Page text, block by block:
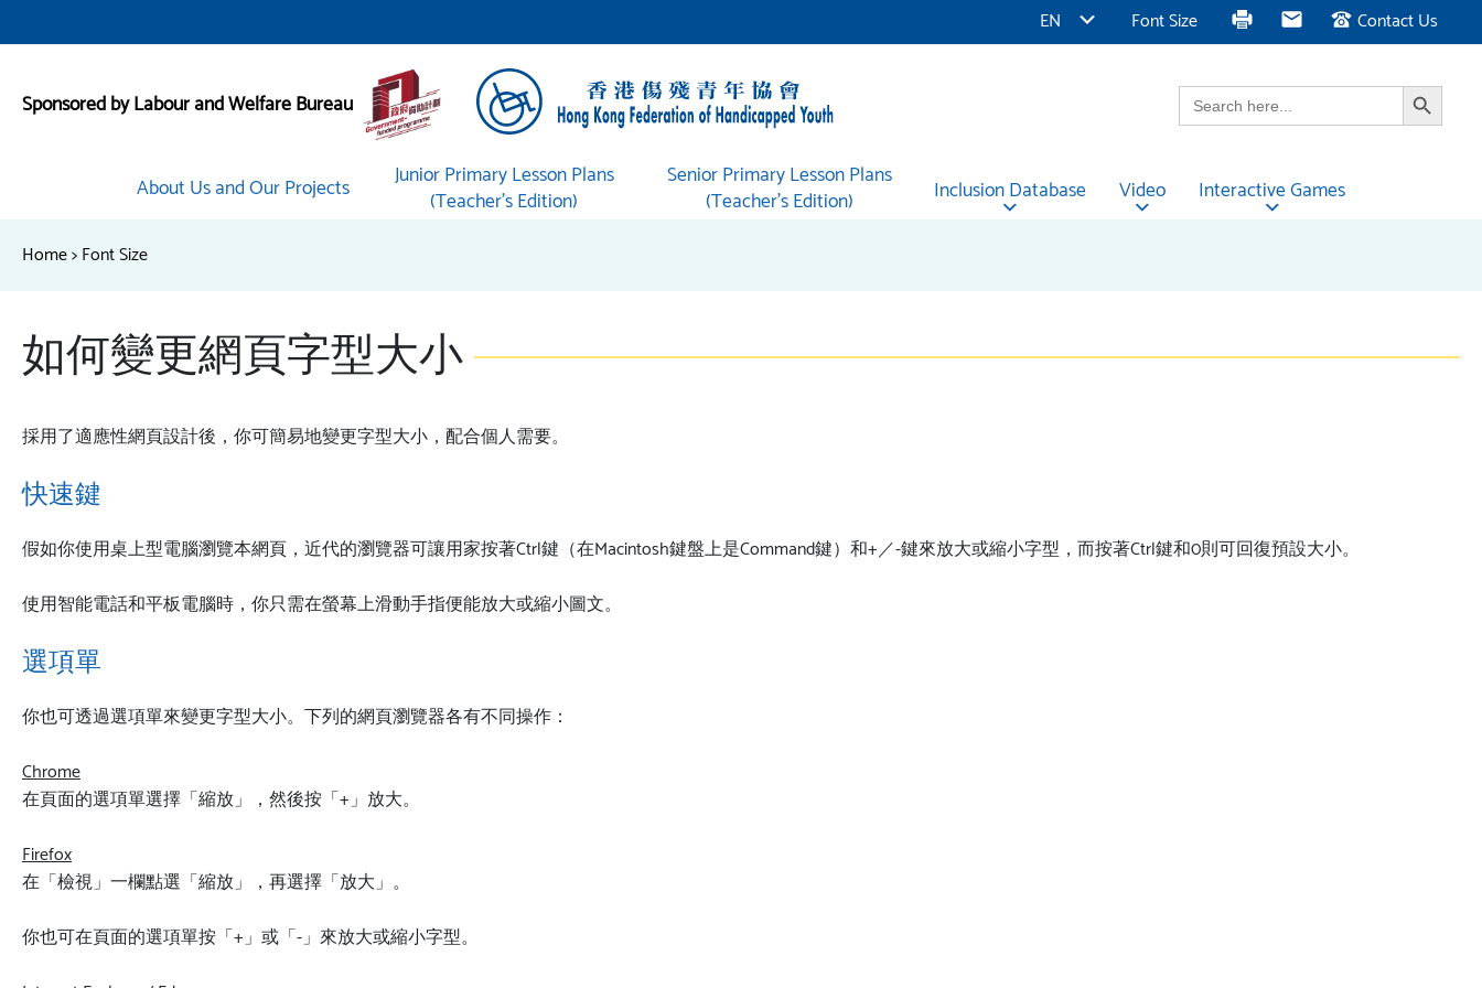
EN Font Size Contact Us
Sponsored by Labour and Welfare Bureau Search
for:
Search Button
About Us and Our Projects
Junior Primary Lesson Plans
(Teacher’s Edition)
Senior Primary Lesson Plans
(Teacher’s Edition)
Inclusion Database Video Interactive Games
Home>Font Size
如何變更網頁字型大小
採用了適應性網頁設計後，你可簡易地變更字型大小，配合個人需要。
快速鍵
假如你使用桌上型電腦瀏覽本網頁，近代的瀏覽器可讓用家按著Ctrl鍵（在Macintosh鍵盤上是Command鍵）和+／-鍵來放大或縮小字型，而按著Ctrl鍵和0則可回復預設大小。
使用智能電話和平板電腦時，你只需在螢幕上滑動手指便能放大或縮小圖文。
選項單
你也可透過選項單來變更字型大小。下列的網頁瀏覽器各有不同操作：
Chrome
在頁面的選項單選擇「縮放」，然後按「+」放大。
Firefox
在「檢視」一欄點選「縮放」，再選擇「放大」。
你也可在頁面的選項單按「+」或「-」來放大或縮小字型。